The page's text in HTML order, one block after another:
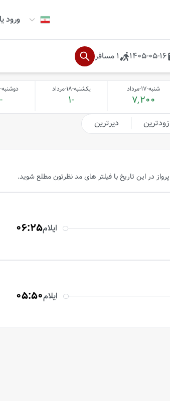
ورود
1405-05-16
1 مسافر
شنبه-17-مرداد
7,200
یکشنبه-18-مرداد
-1
دوشنبه-19-مرداد
-1
زودترین دیرترین
در این تاریخ با فیلتر های مد نظرتون مطلع شوید.
ایلام06:25
ایلام05:50